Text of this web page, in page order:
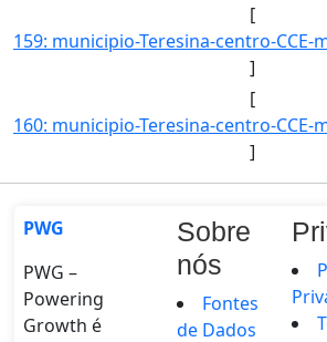
[
]
[
]
PWG
PWG –
Powering
Growth é
Sobre
nós
Fontes
de Dados